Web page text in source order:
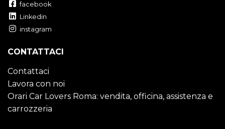
facebook
Linkedin
instagram
CONTATTACI
Contattaci
Lavora con noi
Orari Car Lovers Roma: vendita, officina, assistenza e
carrozzeria